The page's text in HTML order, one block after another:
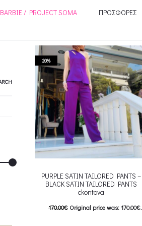
BARBIE / PROJECT SOMA ΠΡΟΣΦΟΡΕΣ
20%
PURPLE SATIN TAILORED PANTS –
BLACK SATIN TAILORED PANTS
ckontova
170.00€ Original price was: 170.00€.